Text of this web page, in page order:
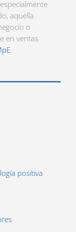
aquella
o
en ventas
.
positiva